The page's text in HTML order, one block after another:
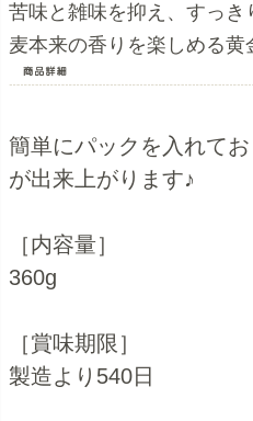
苦味と雑味を抑え、すっき
麦本来の香りを楽しめる黄
簡単にパックを入れて
が出来上がります♪
［内容量］
360g
［賞味期限］
製造より540日